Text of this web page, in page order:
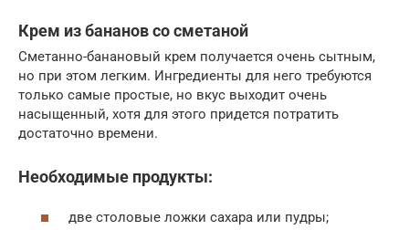
Крем из бананов со сметаной
Сметанно-банановый крем получается очень сытным,
но при этом легким. Ингредиенты для него требуются
только самые простые, но вкус выходит очень
насыщенный, хотя для этого придется потратить
достаточно времени.
Необходимые продукты:
две столовые ложки сахара или пудры;